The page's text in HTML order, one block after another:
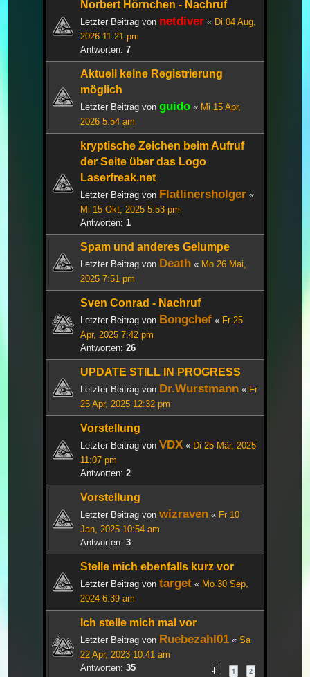
Norbert Hörnchen - Nachruf
Letzter Beitrag von netdiver « Di 04 Aug,
2026 11:21 pm
Antworten: 7
Aktuell keine Registrierung
möglich
Letzter Beitrag von guido « Mi 15 Apr,
2026 5:54 am
kryptische Zeichen beim Aufruf
der Seite über das Logo
Laserfreak.net
Letzter Beitrag von Flatlinersholger «
Mi 15 Okt, 2025 5:53 pm
Antworten: 1
Spam und anderes Gelumpe
Letzter Beitrag von Death « Mo 26 Mai,
2025 7:51 pm
Sven Conrad - Nachruf
Letzter Beitrag von Bongchef « Fr 25
Apr, 2025 7:42 pm
Antworten: 26
UPDATE STILL IN PROGRESS
Letzter Beitrag von Dr.Wurstmann « Fr
25 Apr, 2025 12:32 pm
Vorstellung
Letzter Beitrag von VDX « Di 25 Mär, 2025
11:07 pm
Antworten: 2
Vorstellung
Letzter Beitrag von wizraven « Fr 10
Jan, 2025 10:54 am
Antworten: 3
Stelle mich ebenfalls kurz vor
Letzter Beitrag von target « Mo 30 Sep,
2024 6:39 am
Ich stelle mich mal vor
Letzter Beitrag von Ruebezahl01 « Sa
22 Apr, 2023 10:41 am
Antworten: 35 1 2